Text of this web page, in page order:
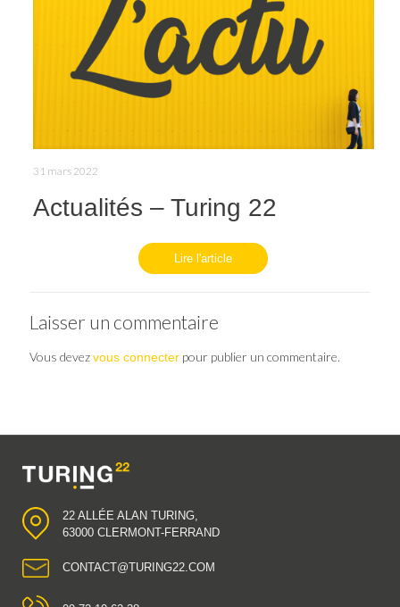
31 mars 2022
Actualités – Turing 22
Lire l'article
Laisser un commentaire
Vous devezvous connecter pour publier un commentaire.
22 ALLÉE ALAN TURING,
63000 CLERMONT-FERRAND
CONTACT@TURING22.COM